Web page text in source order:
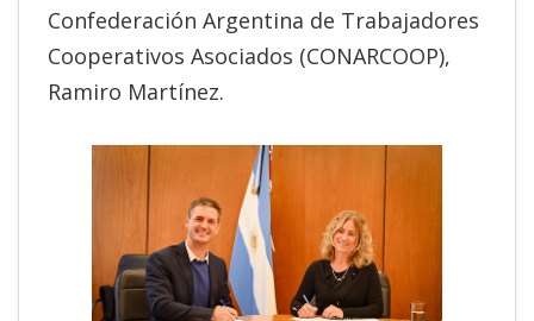
Confederación Argentina de Trabajadores
Cooperativos Asociados (CONARCOOP),
Ramiro Martínez.